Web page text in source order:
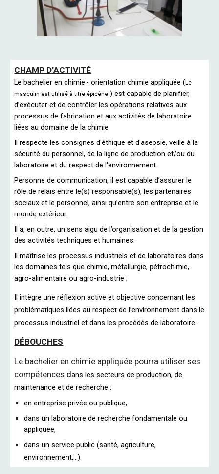
CHAMP D’ACTIVITÉ
Le bachelier en chimie - orientation chimie appliquée (Le
masculin est utilisé à titre épicène )est capable de planifier,
d’exécuter et de contrôler les opérations relatives aux
processus de fabrication et aux activités de laboratoire
liées au domaine de la chimie.
Il respecte les consignes d'éthique et d'asepsie, veille à la
sécurité du personnel, de la ligne de production et/ou du
laboratoire et du respect de l'environnement.
Personne de communication, il est capable d’assurer le
rôle de relais entre le(s) responsable(s), les partenaires
sociaux et le personnel, ainsi qu’entre son entreprise et le
monde extérieur.
Il a, en outre, un sens aigu de l’organisation et de la gestion
des activités techniques et humaines.
Il maîtrise les processus industriels et de laboratoires dans
les domaines tels que chimie, métallurgie, pétrochimie,
agro-alimentaire ou agro-industrie ;
Il intègre une réflexion active et objective concernant les
problématiques liées au respect de l’environnement dans le
processus industriel et dans les procédés de laboratoire.
DÉBOUCHES
Le bachelier en chimie appliquée pourra utiliser ses
compétences dans les secteurs de production, de
maintenance et de recherche :
en entreprise privée ou publique,
dans un laboratoire de recherche fondamentale ou
appliquée,
dans un service public (santé, agriculture,
environnement,…).